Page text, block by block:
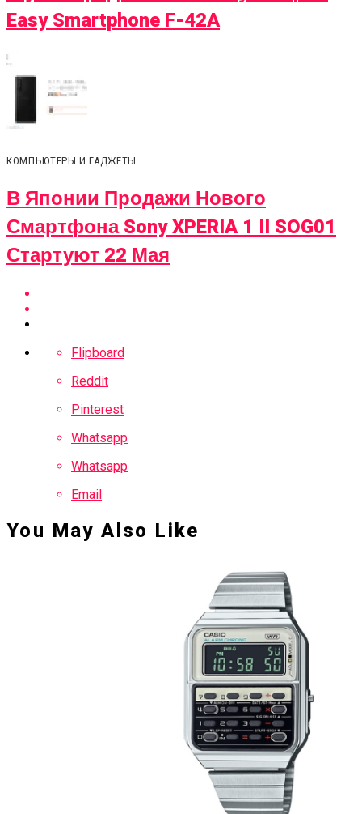
Easy Smartphone F-42A
КОМПЬЮТЕРЫ И ГАДЖЕТЫ
В Японии Продажи Нового
Смартфона Sony XPERIA 1 II SOG01
Стартуют 22 Мая
Flipboard
Reddit
Pinterest
Whatsapp
Whatsapp
Email
You May Also Like